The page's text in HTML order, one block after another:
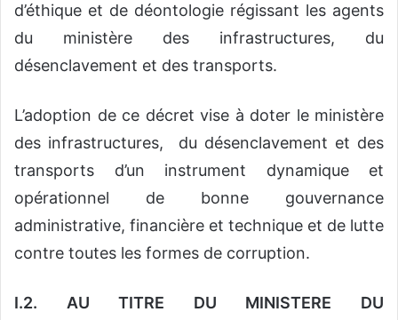
d’éthique et de déontologie régissant les agents
du ministère des infrastructures, du
désenclavement et des transports.
L’adoption de ce décret vise à doter le ministère
des infrastructures, du désenclavement et des
transports d’un instrument dynamique et
opérationnel de bonne gouvernance
administrative, financière et technique et de lutte
contre toutes les formes de corruption.
I.2. AU TITRE DU MINISTERE DU